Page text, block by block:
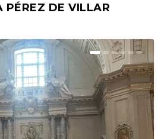
en azul, de Rafael
Alimentación
e...
PÉREZ DE VILLAR